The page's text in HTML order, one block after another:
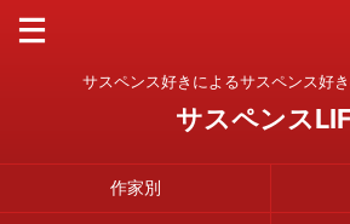
サスペンス好きによるサスペンス好
サスペンス
作家別